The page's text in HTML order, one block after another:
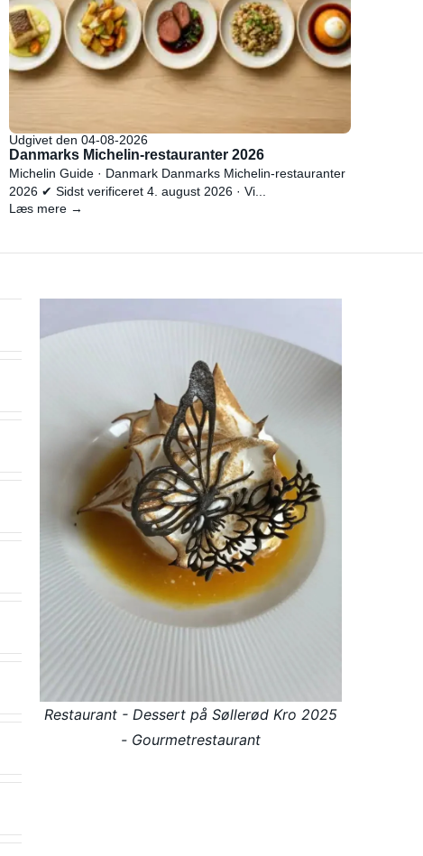
Udgivet den 04-08-2026
Danmarks Michelin-restauranter 2026
Michelin Guide · Danmark Danmarks Michelin-restauranter
2026 ✔ Sidst verificeret 4. august 2026 · Vi...
Læs mere →
Restaurant - Dessert på Søllerød Kro 2025
- Gourmetrestaurant